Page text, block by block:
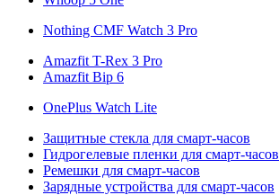
Nothing CMF Watch 3 Pro
Amazfit T-Rex 3 Pro
Amazfit Bip 6
OnePlus Watch Lite
Защитные стекла для смарт-часов
Гидрогелевые пленки для смарт-часов
Ремешки для смарт-часов
Зарядные устройства для смарт-часов